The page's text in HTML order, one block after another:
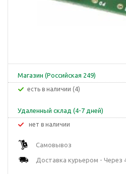
Магазин (Российская 249)
Есть в наличии (4)
Удаленный склад (4-7 дней)
Нет в наличии
Самовывоз
Доставка курьером - Через